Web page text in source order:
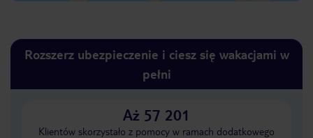
Rozszerz ubezpieczenie i ciesz się wakacjami w
pełni
Aż 57 201
Klientów skorzystało z pomocy w ramach dodatkowego